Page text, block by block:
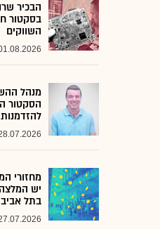
הבכיר
בסקטור
השווקים
מנהל
הסקטור
להזדמנות
מחזורי
יש
בתל אביב